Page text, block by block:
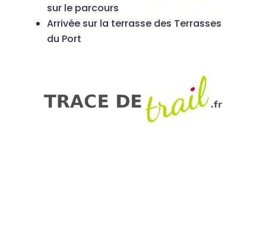
sur le parcours
Arrivée sur la terrasse des Terrasses
du Port